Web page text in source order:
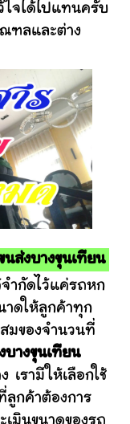
ใจได้ไปแทนครับ
ฑลและต่าง
นส่งบางขุนเทียน
กัดไว้แค่รถหก
าดให้ลูกค้าทุก
มของจำนวนที่
บางขุนเทียน
เรามีให้เลือกใช้
กค้าต้องการ